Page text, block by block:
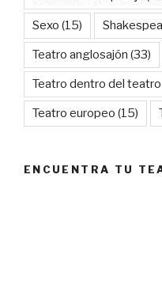
Sexo (15)
Teatro anglosajón (33)
Teatro dentro del teatro
Teatro europeo (15)
ENCUENTRA TU